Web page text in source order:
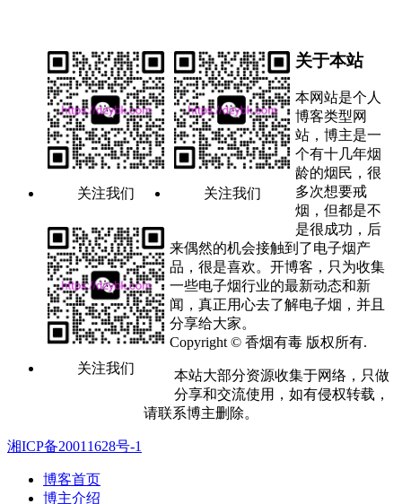
关注我们 关注我们
关注我们
关于本站
本网站是个人
博客类型网
站，博主是一
个有十几年烟
龄的烟民，很
多次想要戒
烟，但都是不
是很成功，后
来偶然的机会接触到了电子烟产
品，很是喜欢。开博客，只为收集
一些电子烟行业的最新动态和新
闻，真正用心去了解电子烟，并且
分享给大家。
Copyright © 香烟有毒 版权所有.
本站大部分资源收集于网络，只做
分享和交流使用，如有侵权转载，
请联系博主删除。
湘ICP备20011628号-1
博客首页
博主介绍